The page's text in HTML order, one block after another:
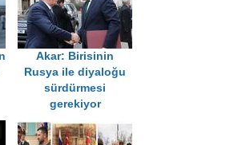
Akar: Birisinin
Rusya ile diyaloğu
sürdürmesi
gerekiyor